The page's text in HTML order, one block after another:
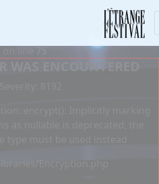
E_STRICT is deprecated in
htdocs/
WAS ENCOUNTERED